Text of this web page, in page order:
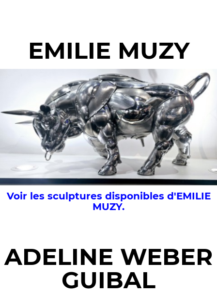
EMILIE MUZY
Voir les sculptures disponibles d'EMILIE
MUZY.
ADELINE WEBER
GUIBAL